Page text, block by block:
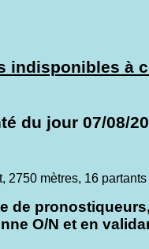
indisponibles à
du jour 07/08/
2750 mètres, 16 partants
de pronostiqueurs,
O/N et en